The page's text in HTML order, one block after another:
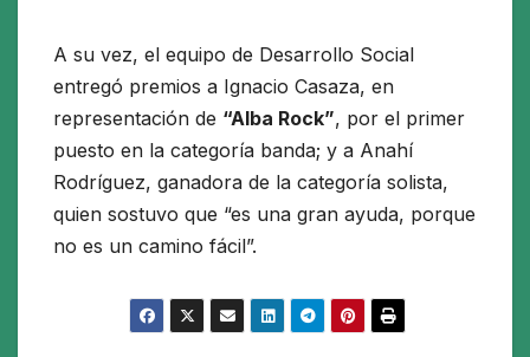
A su vez, el equipo de Desarrollo Social
entregó premios a Ignacio Casaza, en
representación de “Alba Rock”, por el primer
puesto en la categoría banda; y a Anahí
Rodríguez, ganadora de la categoría solista,
quien sostuvo que “es una gran ayuda, porque
no es un camino fácil”.